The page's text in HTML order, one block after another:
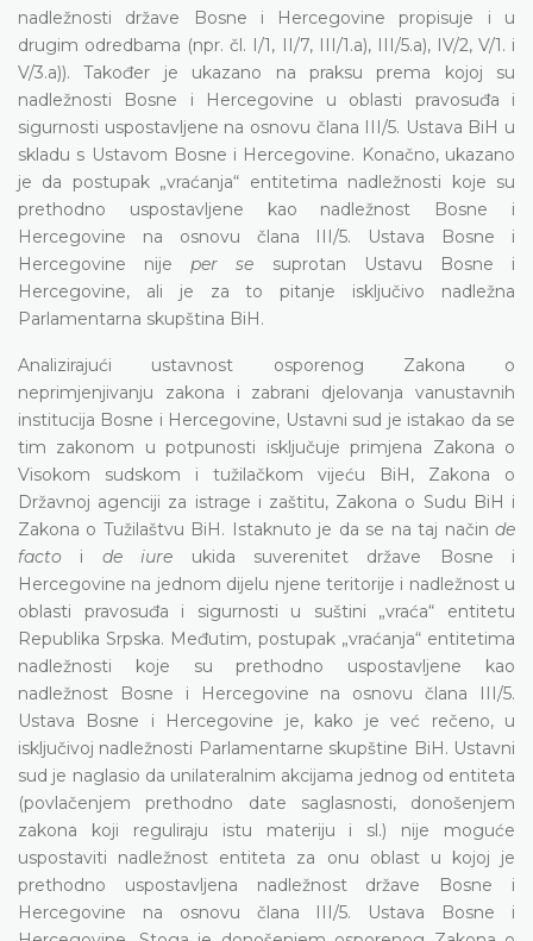
nadležnosti države Bosne i Hercegovine propisuje i u
drugim odredbama (npr. čl. I/1, II/7, III/1.a), III/5.a), IV/2, V/1. i
V/3.a)). Također je ukazano na praksu prema kojoj su
nadležnosti Bosne i Hercegovine u oblasti pravosuđa i
sigurnosti uspostavljene na osnovu člana III/5. Ustava BiH u
skladu s Ustavom Bosne i Hercegovine. Konačno, ukazano
je da postupak „vraćanja“ entitetima nadležnosti koje su
prethodno uspostavljene kao nadležnost Bosne i
Hercegovine na osnovu člana III/5. Ustava Bosne i
Hercegovine nijeper se suprotan Ustavu Bosne i
Hercegovine, ali je za to pitanje isključivo nadležna
Parlamentarna skupština BiH.
Analizirajući ustavnost osporenog Zakona o
neprimjenjivanju zakona i zabrani djelovanja vanustavnih
institucija Bosne i Hercegovine, Ustavni sud je istakao da se
tim zakonom u potpunosti isključuje primjena Zakona o
Visokom sudskom i tužilačkom vijeću BiH, Zakona o
Državnoj agenciji za istrage i zaštitu, Zakona o Sudu BiH i
Zakona o Tužilaštvu BiH. Istaknuto je da se na taj način de
facto i de iure ukida suverenitet države Bosne i
Hercegovine na jednom dijelu njene teritorije i nadležnost u
oblasti pravosuđa i sigurnosti u suštini „vraća“ entitetu
Republika Srpska. Međutim, postupak „vraćanja“ entitetima
nadležnosti koje su prethodno uspostavljene kao
nadležnost Bosne i Hercegovine na osnovu člana III/5.
Ustava Bosne i Hercegovine je, kako je već rečeno, u
isključivoj nadležnosti Parlamentarne skupštine BiH. Ustavni
sud je naglasio da unilateralnim akcijama jednog od entiteta
(povlačenjem prethodno date saglasnosti, donošenjem
zakona koji reguliraju istu materiju i sl.) nije moguće
uspostaviti nadležnost entiteta za onu oblast u kojoj je
prethodno uspostavljena nadležnost države Bosne i
Hercegovine na osnovu člana III/5. Ustava Bosne i